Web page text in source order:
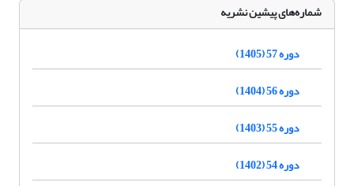
شماره‌های پیشین نشریه
دوره 57 (1405)
دوره 56 (1404)
دوره 55 (1403)
دوره 54 (1402)